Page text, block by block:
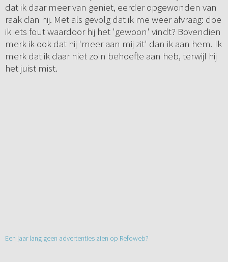
dat ik daar meer van geniet, eerder opgewonden van
raak dan hij. Met als gevolg dat ik me weer afvraag: doe
ik iets fout waardoor hij het 'gewoon' vindt? Bovendien
merk ik ook dat hij 'meer aan mij zit' dan ik aan hem. Ik
merk dat ik daar niet zo'n behoefte aan heb, terwijl hij
het juist mist.
Een jaar lang geen advertenties zien op Refoweb?